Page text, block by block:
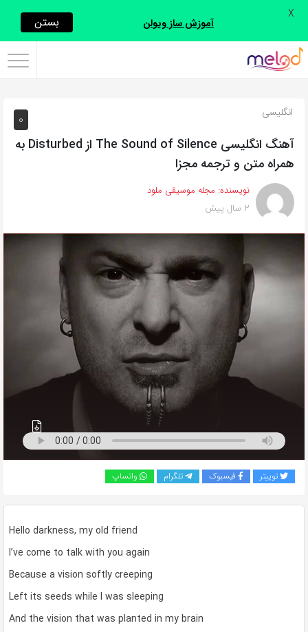
اشتراک
با
روش‌های
زیر
این
صفحه
را
دوستان
کپی
0 انگلیسی
آهنگ انگلیسی The Sound of Silence از Disturbed به
همراه متن و ترجمه مجزا
نویسنده: مجله موسیقی ملود
2 سال پیش
توییتر فیسبوک تلگرام واتساپ
Hello darkness, my old friend
I’ve come to talk with you again
Because a vision softly creeping
Left its seeds while I was sleeping
And the vision that was planted in my brain
آموزش ساز ویولن بستن X